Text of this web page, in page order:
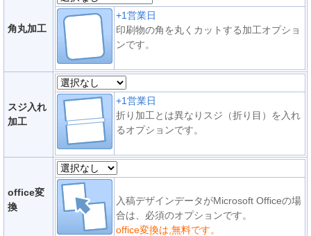
角丸加工
+1営業日
印刷物の角を丸くカットする加工オプショ
ンです。
スジ入れ
加工
+1営業日
折り加工とは異なりスジ（折り目）を入れ
るオプションです。
office変
換
入稿デザインデータがMicrosoft Officeの場
合は、必須のオプションです。
office変換は,無料です。